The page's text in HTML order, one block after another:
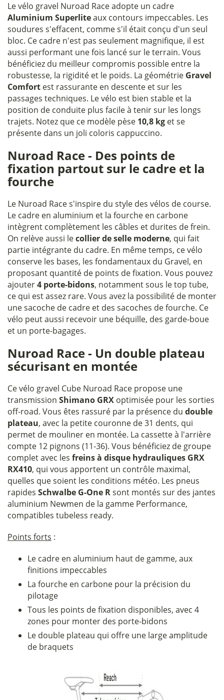
Le vélo gravel Nuroad Race adopte un cadre
Aluminium Superliteaux contours impeccables. Les
soudures s'effacent, comme s'il était conçu d'un seul
bloc. Ce cadre n'est pas seulement magnifique, il est
aussi performant une fois lancé sur le terrain. Vous
bénéficiez du meilleur compromis possible entre la
robustesse, la rigidité et le poids. La géométrie Gravel
Comfort est rassurante en descente et sur les
passages techniques. Le vélo est bien stable et la
position de conduite plus facile à tenir sur les longs
trajets. Notez que ce modèle pèse 10,8 kg et se
présente dans un joli coloris cappuccino.
Nuroad Race - Des points de
fixation partout sur le cadre et la
fourche
Le Nuroad Race s'inspire du style des vélos de course.
Le cadre en aluminium et la fourche en carbone
intègrent complètement les câbles et durites de frein.
On relève aussi lecollier de selle moderne, qui fait
partie intégrante du cadre. En même temps, ce vélo
conserve les bases, les fondamentaux du Gravel, en
proposant quantité de points de fixation. Vous pouvez
ajouter4 porte-bidons, notamment sous le top tube,
ce qui est assez rare. Vous avez la possibilité de monter
une sacoche de cadre et des sacoches de fourche. Ce
vélo peut aussi recevoir une béquille, des garde-boue
et un porte-bagages.
Nuroad Race - Un double plateau
sécurisant en montée
Ce vélo gravel Cube Nuroad Race propose une
transmission Shimano GRX optimisée pour les sorties
off-road. Vous êtes rassuré par la présence du double
plateau, avec la petite couronne de 31 dents, qui
permet de mouliner en montée. La cassette à l'arrière
compte 12 pignons (11-36). Vous bénéficiez de groupe
complet avec les freins à disque hydrauliques GRX
RX410, qui vous apportent un contrôle maximal,
quelles que soient les conditions météo. Les pneus
rapides Schwalbe G-One Rsont montés sur des jantes
aluminium Newmen de la gamme Performance,
compatibles tubeless ready.
Points forts :
Le cadre en aluminium haut de gamme, aux
finitions impeccables
La fourche en carbone pour la précision du
pilotage
Tous les points de fixation disponibles, avec 4
zones pour monter des porte-bidons
Le double plateau qui offre une large amplitude
de braquets